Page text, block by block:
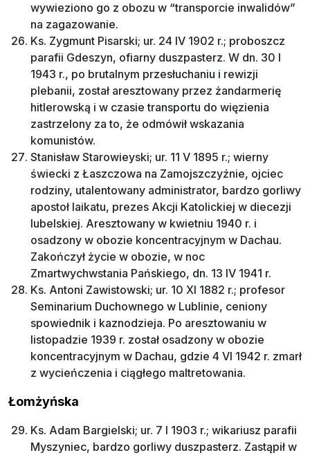
wywieziono go z obozu w “transporcie inwalidów”
na zagazowanie.
Ks. Zygmunt Pisarski; ur. 24 IV 1902 r.; proboszcz
parafii Gdeszyn, ofiarny duszpasterz. W dn. 30 I
1943 r., po brutalnym przesłuchaniu i rewizji
plebanii, został aresztowany przez żandarmerię
hitlerowską i w czasie transportu do więzienia
zastrzelony za to, że odmówił wskazania
komunistów.
Stanisław Starowieyski; ur. 11 V 1895 r.; wierny
świecki z Łaszczowa na Zamojszczyźnie, ojciec
rodziny, utalentowany administrator, bardzo gorliwy
apostoł laikatu, prezes Akcji Katolickiej w diecezji
lubelskiej. Aresztowany w kwietniu 1940 r. i
osadzony w obozie koncentracyjnym w Dachau.
Zakończył życie w obozie, w noc
Zmartwychwstania Pańskiego, dn. 13 IV 1941 r.
Ks. Antoni Zawistowski; ur. 10 XI 1882 r.; profesor
Seminarium Duchownego w Lublinie, ceniony
spowiednik i kaznodzieja. Po aresztowaniu w
listopadzie 1939 r. został osadzony w obozie
koncentracyjnym w Dachau, gdzie 4 VI 1942 r. zmarł
z wycieńczenia i ciągłego maltretowania.
Łomżyńska
Ks. Adam Bargielski; ur. 7 I 1903 r.; wikariusz parafii
Myszyniec, bardzo gorliwy duszpasterz. Zastąpił w